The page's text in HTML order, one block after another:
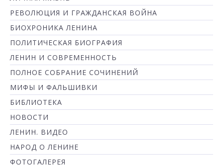
РЕВОЛЮЦИЯ И ГРАЖДАНСКАЯ ВОЙНА
БИОХРОНИКА ЛЕНИНА
ПОЛИТИЧЕСКАЯ БИОГРАФИЯ
ЛЕНИН И СОВРЕМЕННОСТЬ
ПОЛНОЕ СОБРАНИЕ СОЧИНЕНИЙ
МИФЫ И ФАЛЬШИВКИ
БИБЛИОТЕКА
НОВОСТИ
ЛЕНИН. ВИДЕО
НАРОД О ЛЕНИНЕ
ФОТОГАЛЕРЕЯ